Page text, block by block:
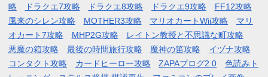
略
ドラクエ7攻略 ドラクエ8攻略 ドラクエ9攻略
FF12攻略
風来のシレン攻略
MOTHER3攻略 マリオカートWii攻略
マリ
オカート7攻略
MHP2G攻略
レイトン教授と不思議な町攻略
悪魔の箱攻略
最後の時間旅行攻略 魔神の笛攻略
イヅナ攻略
コンタクト攻略
カードヒーロー攻略 ZAPAブログ2.0
色読みト